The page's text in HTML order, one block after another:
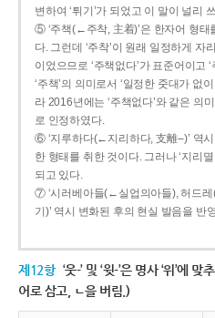
변하여 ‘튀기’가 되었고 이 말이 널리
⑤ ‘주책(←주착, 主着)’은 한자어 형태
다. 그런데 ‘주착’이 원래 일정하게 자
이었으므로 ‘주책없다’가 표준어이고
‘주책’의 의미로서 ‘일정한 줏대가 없
라 2016년에는 ‘주책없다’와 같은 의
로 인정하였다.
⑥ ‘지루하다(←지리하다, 支離--)’ 역
한 형태를 취한 것이다. 그러나 ‘지리
되고 있다.
⑦ ‘시러베아들(←실업의아들), 허드
기)’ 역시 변화된 후의 현실 발음을 반
제12항 ‘웃-’ 및 ‘윗-’은 명사 ‘위’에
어로 삼고, ㄴ을 버림.)